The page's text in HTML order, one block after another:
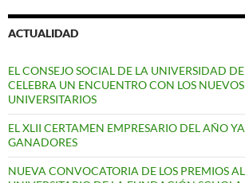
ACTUALIDAD
EL CONSEJO SOCIAL DE LA UNIVERSIDAD
CELEBRA UN ENCUENTRO CON LOS
UNIVERSITARIOS
EL XLII CERTAMEN EMPRESARIO DEL AÑO
GANADORES
NUEVA CONVOCATORIA DE LOS PREMIOS